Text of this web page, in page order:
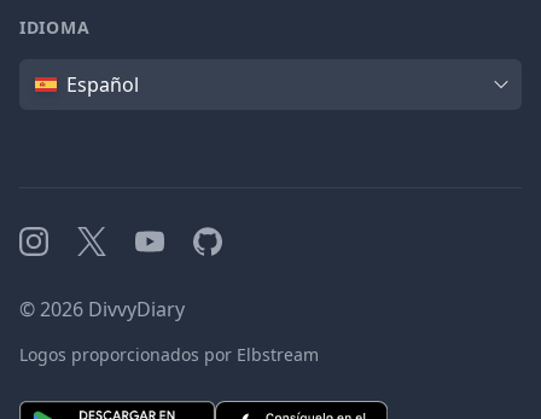
IDIOMA
IdiomaEspañol
Instagram
X YouTubeGitHub
©2026 DivvyDiary
Logos proporcionados por Elbstream